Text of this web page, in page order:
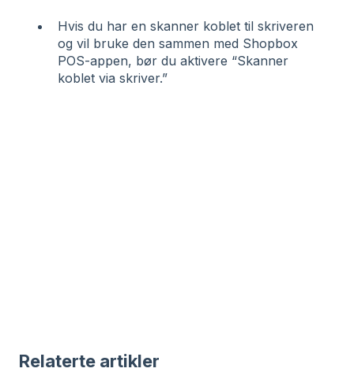
Hvis du har en skanner koblet til skriveren
og vil bruke den sammen med Shopbox
POS-appen, bør du aktivere “Skanner
koblet via skriver.”
Relaterte artikler